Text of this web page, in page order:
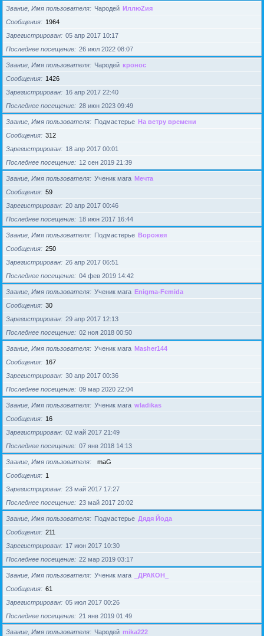
Звание, Имя пользователя Чародей ИллюZия
Сообщения
1964
Зарегистрирован
05 апр 2017 10:17
Последнее посещение
26 июл 2022 08:07
Звание, Имя пользователя Чародей кронос
Сообщения
1426
Зарегистрирован
16 апр 2017 22:40
Последнее посещение
28 июн 2023 09:49
Звание, Имя пользователя Подмастерье На ветру времени
Сообщения
312
Зарегистрирован
18 апр 2017 00:01
Последнее посещение
12 сен 2019 21:39
Звание, Имя пользователя Ученик мага Мечта
Сообщения
59
Зарегистрирован
20 апр 2017 00:46
Последнее посещение
18 июн 2017 16:44
Звание, Имя пользователя Подмастерье Ворожея
Сообщения
250
Зарегистрирован
26 апр 2017 06:51
Последнее посещение
04 фев 2019 14:42
Звание, Имя пользователя Ученик мага Enigma-Femida
Сообщения
30
Зарегистрирован
29 апр 2017 12:13
Последнее посещение
02 ноя 2018 00:50
Звание, Имя пользователя Ученик мага Masher144
Сообщения
167
Зарегистрирован
30 апр 2017 00:36
Последнее посещение
09 мар 2020 22:04
Звание, Имя пользователя Ученик мага wladikas
Сообщения
16
Зарегистрирован
02 май 2017 21:49
Последнее посещение
07 янв 2018 14:13
Звание, Имя пользователя
maG
Сообщения
1
Зарегистрирован
23 май 2017 17:27
Последнее посещение
23 май 2017 20:02
Звание, Имя пользователя Подмастерье Дядя Йода
Сообщения
211
Зарегистрирован
17 июн 2017 10:30
Последнее посещение
22 мар 2019 03:17
Звание, Имя пользователя Ученик мага
_ДРАКОН_
Сообщения
61
Зарегистрирован
05 июл 2017 00:26
Последнее посещение
21 янв 2019 01:49
Звание, Имя пользователя Чародей mika222